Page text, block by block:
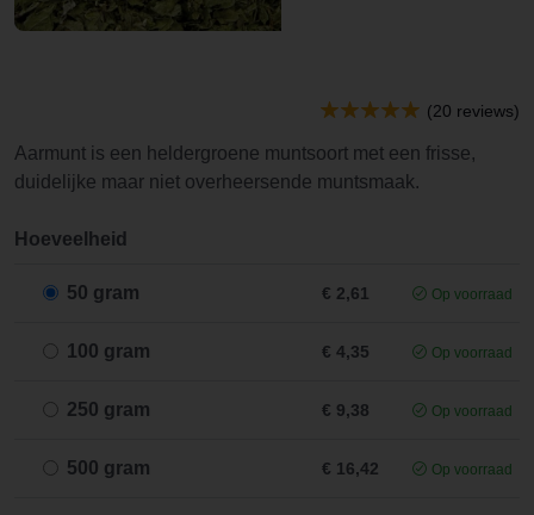
(20 reviews)
Aarmunt is een heldergroene muntsoort met een frisse,
duidelijke maar niet overheersende muntsmaak.
Hoeveelheid
50 gram € 2,61 Op voorraad
100 gram € 4,35 Op voorraad
250 gram € 9,38 Op voorraad
500 gram € 16,42 Op voorraad